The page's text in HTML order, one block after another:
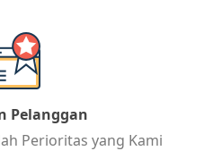
Pelanggan
Perioritas yang Kami